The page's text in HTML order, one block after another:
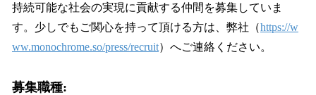
持続可能な社会の実現に貢献する仲間を募集していま
す。少しでもご関心を持って頂ける方は、弊社（https://w
ww.monochrome.so/press/recruit）へご連絡ください。
募集職種: